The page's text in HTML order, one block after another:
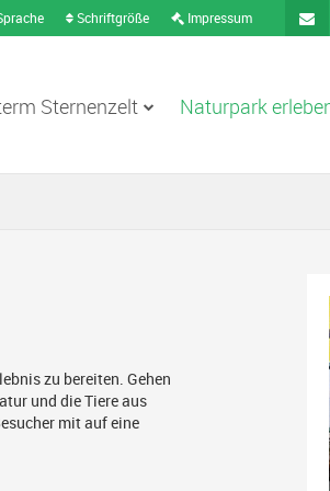
Schriftgröße Impressum
Sternenzelt Naturpark
zu bereiten. Gehen
und die Tiere aus
mit auf eine